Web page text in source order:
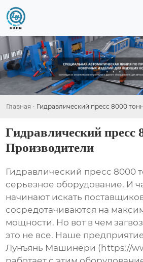
Главная - Гидравлический пресс 8000
Гидравлический пресс
Производители
Гидравлический пресс 8000
серьезное оборудование. И
начинают искать
сосредотачиваются на
мощности. Но вот в чем
это не все. Наше
Лунъянь Машинери (https://